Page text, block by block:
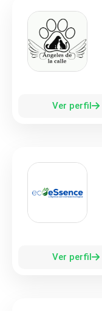
Ver perfil
Ver perfil